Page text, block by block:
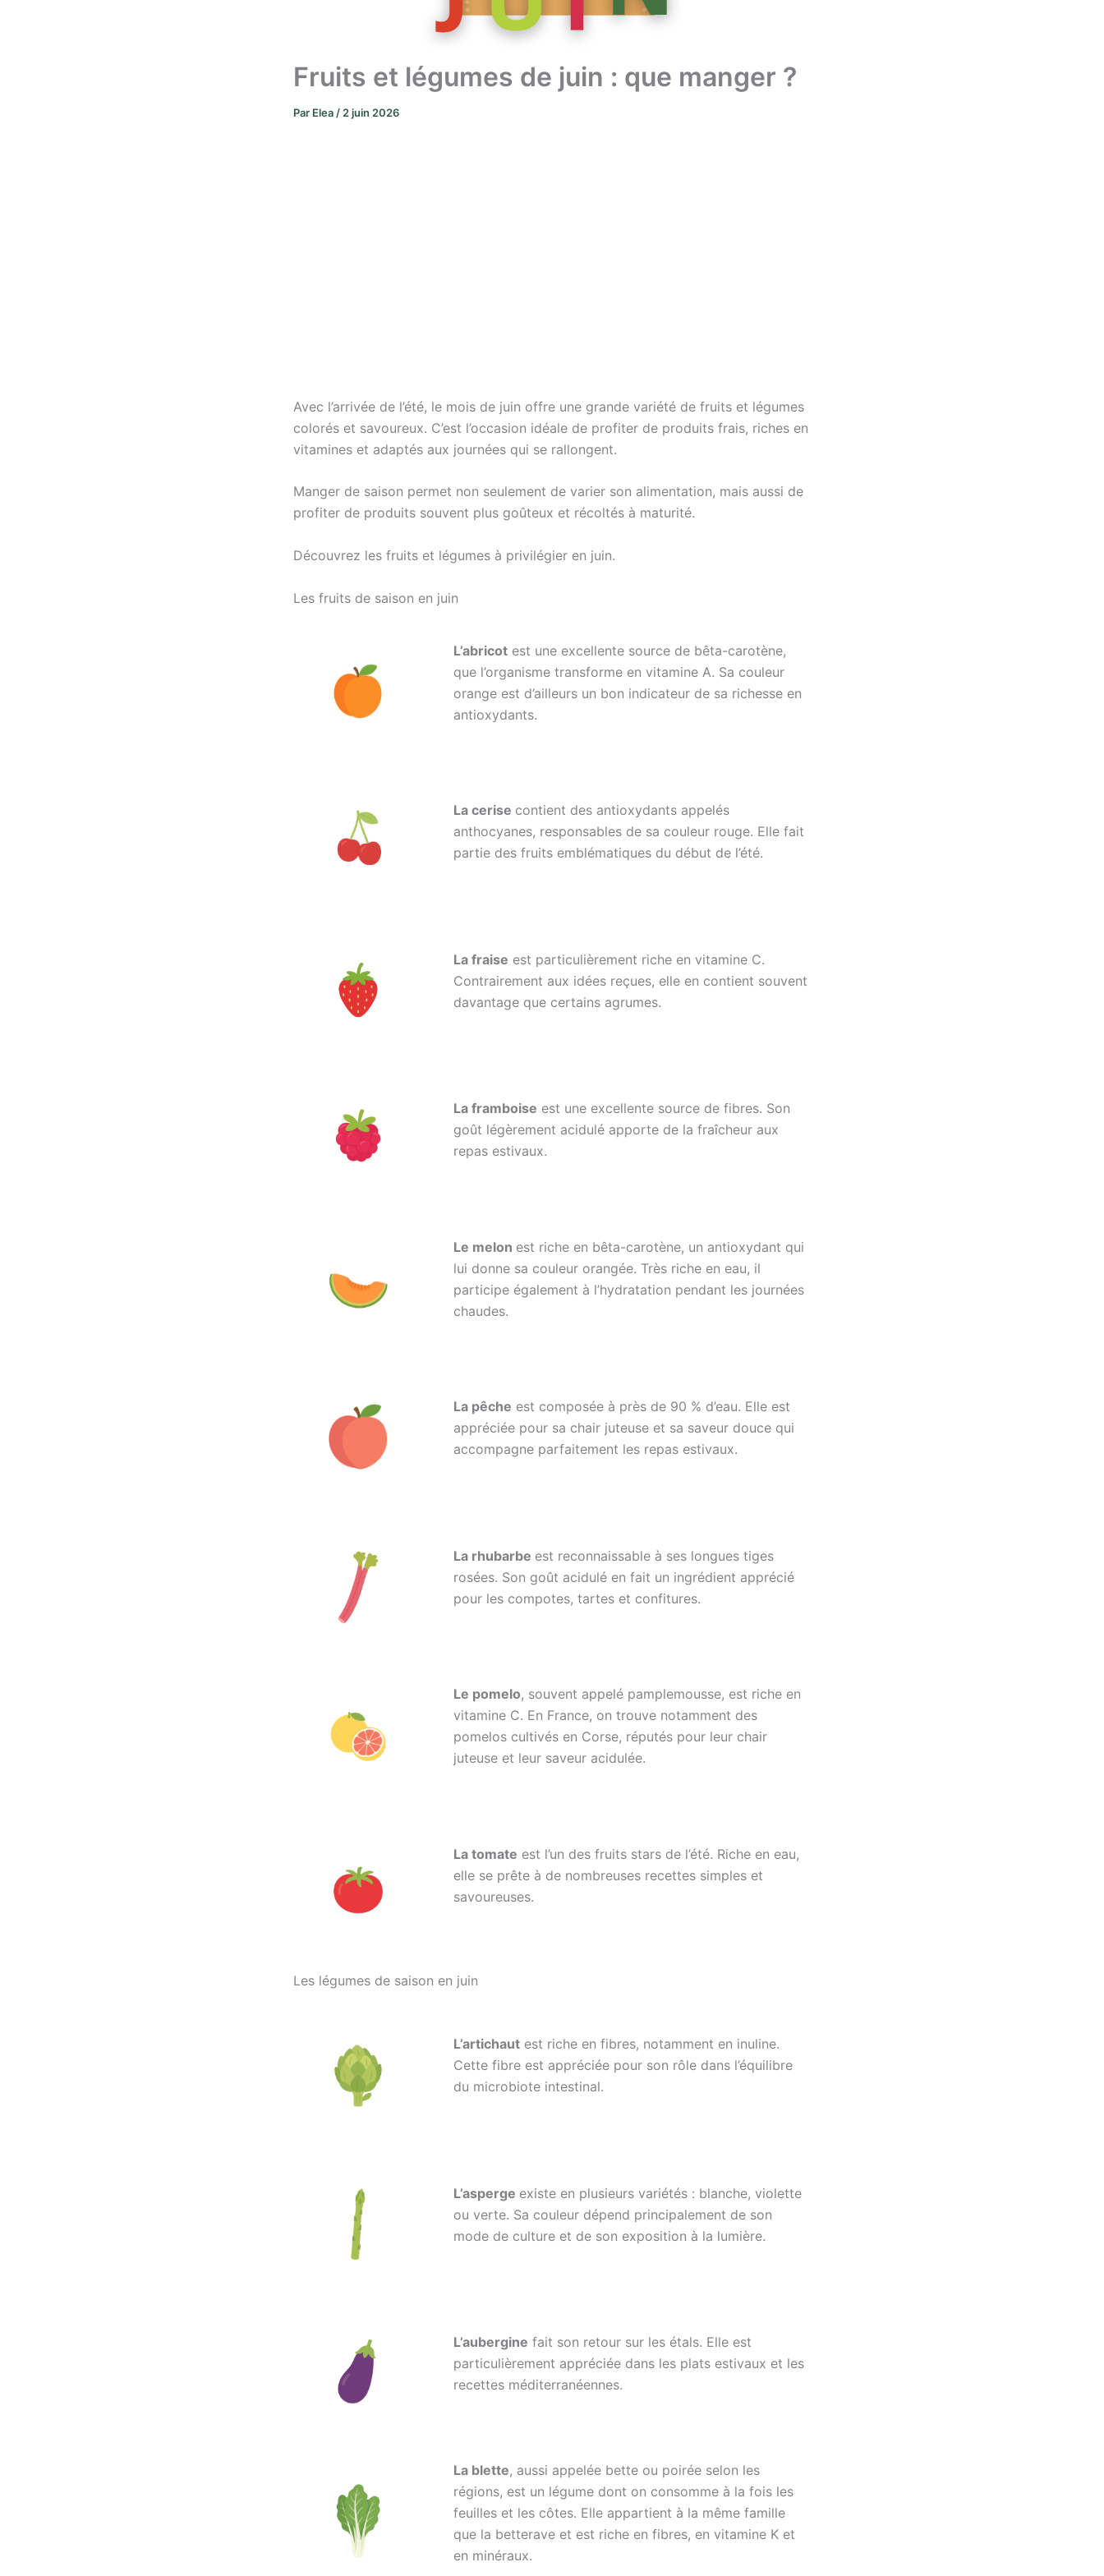
Fruits et légumes de juin : que manger ?
Par Elea / 2 juin 2026
Avec l’arrivée de l’été, le mois de juin offre une grande variété de fruits et légumes
colorés et savoureux. C’est l’occasion idéale de profiter de produits frais, riches en
vitamines et adaptés aux journées qui se rallongent.
Manger de saison permet non seulement de varier son alimentation, mais aussi de
profiter de produits souvent plus goûteux et récoltés à maturité.
Découvrez les fruits et légumes à privilégier en juin.
Les fruits de saison en juin
L’abricot est une excellente source de bêta-carotène,
que l’organisme transforme en vitamine A. Sa couleur
orange est d’ailleurs un bon indicateur de sa richesse en
antioxydants.
La cerise contient des antioxydants appelés
anthocyanes, responsables de sa couleur rouge. Elle fait
partie des fruits emblématiques du début de l’été.
La fraise est particulièrement riche en vitamine C.
Contrairement aux idées reçues, elle en contient souvent
davantage que certains agrumes.
La framboise est une excellente source de fibres. Son
goût légèrement acidulé apporte de la fraîcheur aux
repas estivaux.
Le melon est riche en bêta-carotène, un antioxydant qui
lui donne sa couleur orangée. Très riche en eau, il
participe également à l’hydratation pendant les journées
chaudes.
La pêche est composée à près de 90 % d’eau. Elle est
appréciée pour sa chair juteuse et sa saveur douce qui
accompagne parfaitement les repas estivaux.
La rhubarbe est reconnaissable à ses longues tiges
rosées. Son goût acidulé en fait un ingrédient apprécié
pour les compotes, tartes et confitures.
Le pomelo, souvent appelé pamplemousse, est riche en
vitamine C. En France, on trouve notamment des
pomelos cultivés en Corse, réputés pour leur chair
juteuse et leur saveur acidulée.
La tomate est l’un des fruits stars de l’été. Riche en eau,
elle se prête à de nombreuses recettes simples et
savoureuses.
Les légumes de saison en juin
L’artichaut est riche en fibres, notamment en inuline.
Cette fibre est appréciée pour son rôle dans l’équilibre
du microbiote intestinal.
L’asperge existe en plusieurs variétés : blanche, violette
ou verte. Sa couleur dépend principalement de son
mode de culture et de son exposition à la lumière.
L’aubergine fait son retour sur les étals. Elle est
particulièrement appréciée dans les plats estivaux et les
recettes méditerranéennes.
La blette, aussi appelée bette ou poirée selon les
régions, est un légume dont on consomme à la fois les
feuilles et les côtes. Elle appartient à la même famille
que la betterave et est riche en fibres, en vitamine K et
en minéraux.